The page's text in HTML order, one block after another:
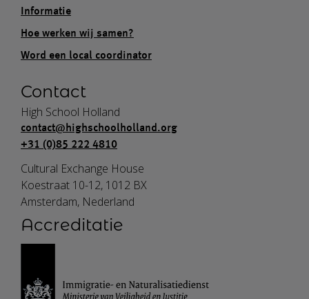
Informatie
Hoe werken wij samen?
Word een local coordinator
Contact
High School Holland
contact@highschoolholland.org
+31 (0)85 222 4810
Cultural Exchange House
Koestraat 10-12, 1012 BX
Amsterdam, Nederland
Accreditatie